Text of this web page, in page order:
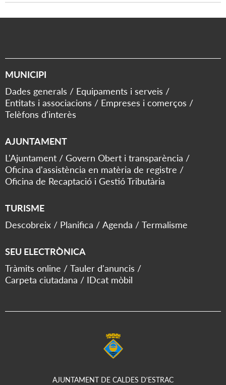
MUNICIPI
Dades generals
Equipaments i serveis
Entitats i associacions
Empreses i comerços
Telèfons d'interès
AJUNTAMENT
L'Ajuntament
Govern Obert i transparència
Oficina d'assistència en matèria de registre
Oficina de Recaptació i Gestió Tributària
TURISME
Descobreix
Planifica Agenda Termalisme
SEU ELECTRÒNICA
Tràmits online
Tauler d'anuncis
Carpeta ciutadana
IDcat mòbil
AJUNTAMENT DE CALDES D'ESTRAC